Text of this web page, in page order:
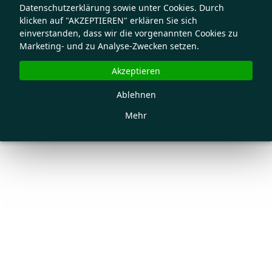
Datenschutzerklärung sowie unter Cookies. Durch
klicken auf "AKZEPTIEREN" erklären Sie sich
einverstanden, dass wir die vorgenannten Cookies zu
Marketing- und zu Analyse-Zwecken setzen.
Mehr
Ablehnen
Akzeptieren